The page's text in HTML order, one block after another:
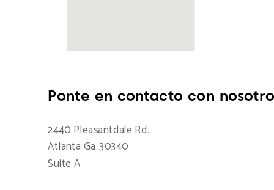
Ponte en contacto con
2440 Pleasantdale Rd.
Atlanta Ga 30340
Suite A